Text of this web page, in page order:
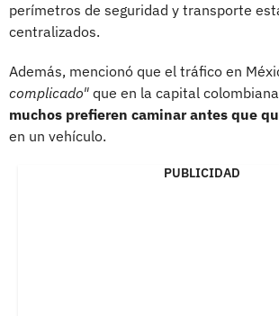
perímetros de seguridad y transporte
centralizados.
Además, mencionó que el tráfico en
complicado" que en la capital
muchos prefieren caminar antes que
en un vehículo.
PUBLICIDAD